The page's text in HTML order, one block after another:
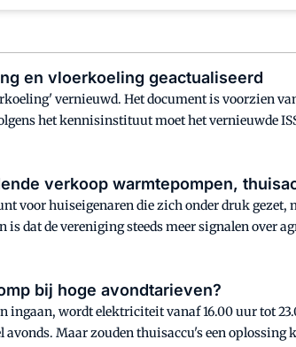
en vloerkoeling geactualiseerd
vernieuwd. Het document is voorzien
het kennisinstituut moet het vernieuwde
verkoop warmtepompen,
voor huiseigenaren die zich onder druk
dat de vereniging steeds meer signalen over
bij hoge avondtarieven?
wordt elektriciteit vanaf 16.00 uur tot
Maar zouden thuisaccu's een